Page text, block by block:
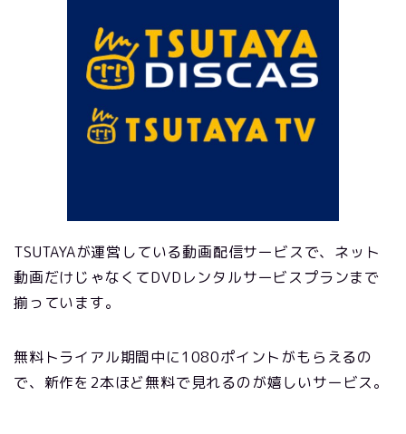
TSUTAYAが運営している動画配信サービスで、ネット
動画だけじゃなくてDVDレンタルサービスプランまで
揃っています。
無料トライアル期間中に1080ポイントがもらえるの
で、新作を2本ほど無料で見れるのが嬉しいサービス。